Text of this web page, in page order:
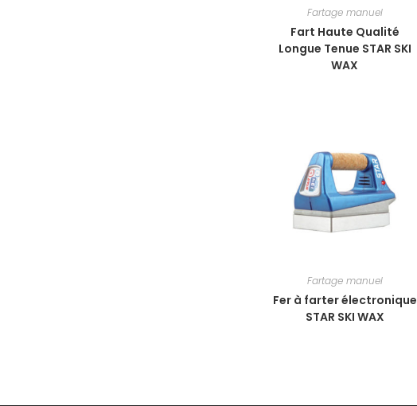
Fartage manuel
Fart Haute Qualité
Longue Tenue STAR SKI
WAX
Fartage manuel
Fer à farter électronique
STAR SKI WAX